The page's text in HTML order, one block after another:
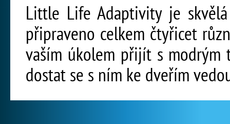
Little Life Adaptivity je
připraveno celkem čtyřicet
vaším úkolem přijít s
dostat se s ním ke dveřím